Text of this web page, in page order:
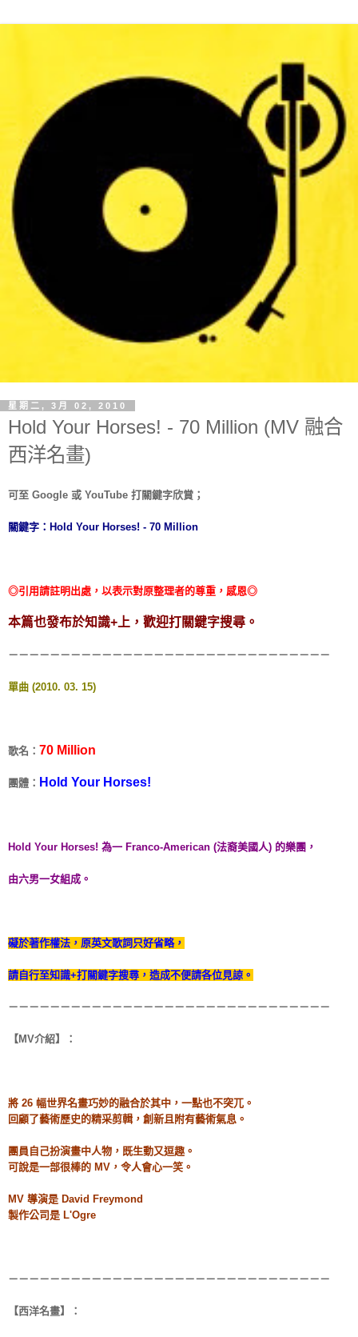
星期二, 3月 02, 2010
Hold Your Horses! - 70 Million (MV 融合
西洋名畫)
可至 Google 或 YouTube 打關鍵字欣賞；
關鍵字：Hold Your Horses! - 70 Million
◎引用請註明出處，以表示對原整理者的尊重，感恩◎
本篇也發布於知識+上，歡迎打關鍵字搜尋。
－－－－－－－－－－－－－－－－－－－－－－－－－－－－－－－
單曲 (2010. 03. 15)
歌名： 70 Million
團體： Hold Your Horses!
Hold Your Horses! 為一 Franco-American (法裔美國人) 的樂團，
由六男一女組成。
礙於著作權法，原英文歌詞只好省略，
請自行至知識+打關鍵字搜尋，造成不便請各位見諒。
－－－－－－－－－－－－－－－－－－－－－－－－－－－－－－－
【MV介紹】：
將 26 幅世界名畫巧妙的融合於其中，一點也不突兀。
回顧了藝術歷史的精采剪輯，創新且附有藝術氣息。
團員自己扮演畫中人物，既生動又逗趣。
可說是一部很棒的 MV，令人會心一笑。
MV 導演是 David Freymond
製作公司是 L'Ogre
－－－－－－－－－－－－－－－－－－－－－－－－－－－－－－－
【西洋名畫】：